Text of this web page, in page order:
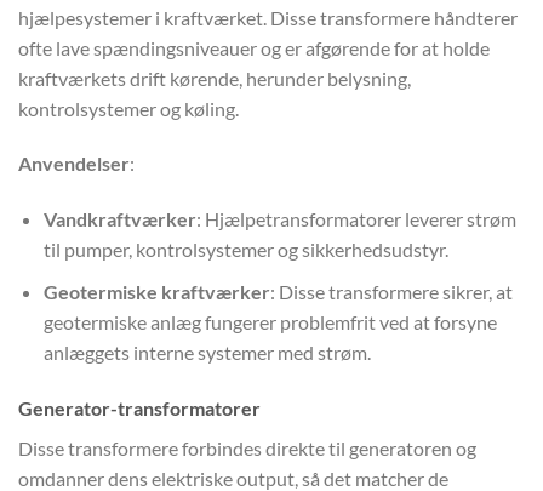
hjælpesystemer i kraftværket. Disse transformere håndterer
ofte lave spændingsniveauer og er afgørende for at holde
kraftværkets drift kørende, herunder belysning,
kontrolsystemer og køling.
Anvendelser:
Vandkraftværker: Hjælpetransformatorer leverer strøm
til pumper, kontrolsystemer og sikkerhedsudstyr.
Geotermiske kraftværker: Disse transformere sikrer, at
geotermiske anlæg fungerer problemfrit ved at forsyne
anlæggets interne systemer med strøm.
Generator-transformatorer
Disse transformere forbindes direkte til generatoren og
omdanner dens elektriske output, så det matcher de